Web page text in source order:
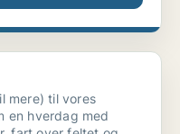
mere) til vores
en hverdag med